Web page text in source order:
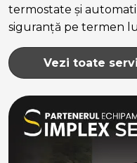
termostate și
siguranță pe termen
Vezi toate